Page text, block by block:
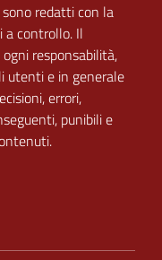
redatti con la
acontrollo. Il
responsabilità,
utenti e in generale
errori,
punibili e